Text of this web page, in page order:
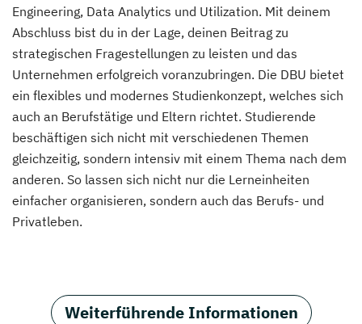
Engineering, Data Analytics und Utilization. Mit deinem
Abschluss bist du in der Lage, deinen Beitrag zu
strategischen Fragestellungen zu leisten und das
Unternehmen erfolgreich voranzubringen. Die DBU bietet
ein flexibles und modernes Studienkonzept, welches sich
auch an Berufstätige und Eltern richtet. Studierende
beschäftigen sich nicht mit verschiedenen Themen
gleichzeitig, sondern intensiv mit einem Thema nach dem
anderen. So lassen sich nicht nur die Lerneinheiten
einfacher organisieren, sondern auch das Berufs- und
Privatleben.
Weiterführende Informationen